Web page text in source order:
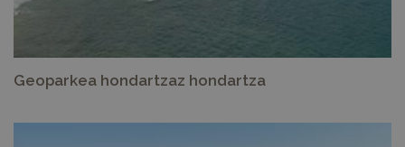
Geoparkea hondartzaz hondartza